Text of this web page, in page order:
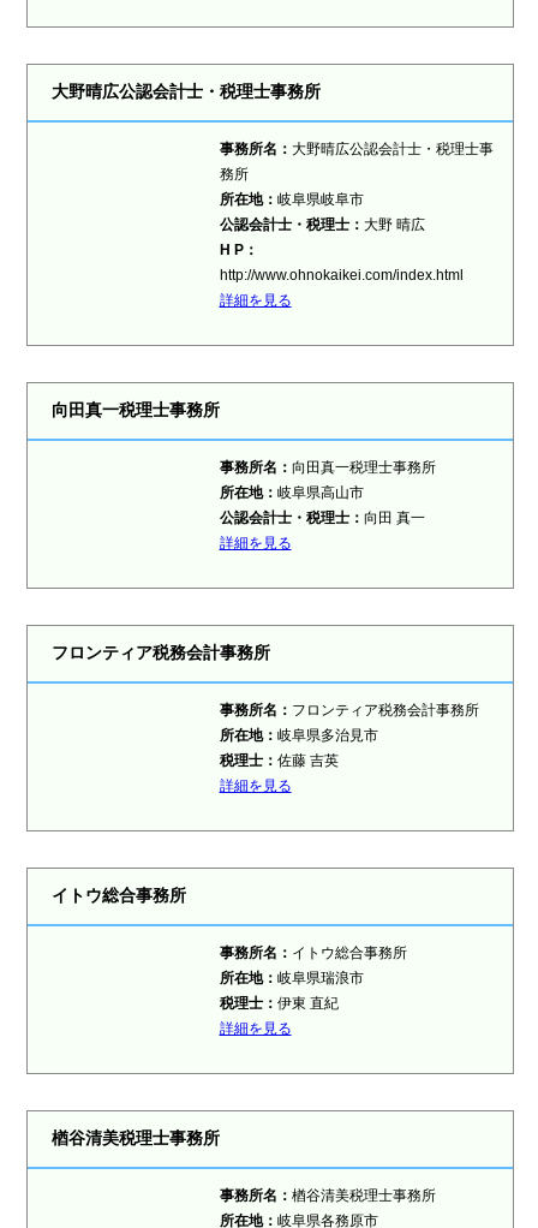
大野晴広公認会計士・税理士事務所
事務所名： 大野晴広公認会計士・税理士事
務所
所在地： 岐阜県岐阜市
公認会計士・税理士： 大野 晴広
H P：
http://www.ohnokaikei.com/index.html
詳細を見る
向田真一税理士事務所
事務所名： 向田真一税理士事務所
所在地： 岐阜県高山市
公認会計士・税理士： 向田 真一
詳細を見る
フロンティア税務会計事務所
事務所名： フロンティア税務会計事務所
所在地： 岐阜県多治見市
税理士： 佐藤 吉英
詳細を見る
イトウ総合事務所
事務所名： イトウ総合事務所
所在地： 岐阜県瑞浪市
税理士： 伊東 直紀
詳細を見る
楢谷清美税理士事務所
事務所名： 楢谷清美税理士事務所
所在地： 岐阜県各務原市